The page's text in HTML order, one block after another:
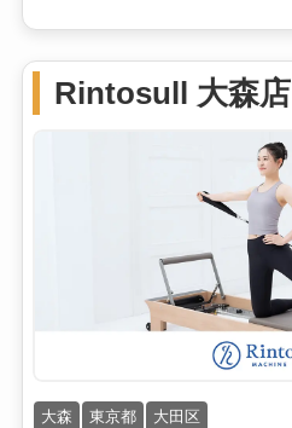
Rintosull 大森店
大森 東京都
大田区